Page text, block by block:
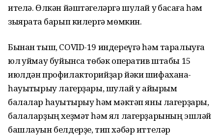
ителә. Өлкән йәштәгеләргә шулай уҡ баҡсаға һәм
зыяратҡа барып килергә мөмкин.
Бынан тыш, COVID-19 индереүгә һәм таралыуға
юл ҡуймау буйынса төбәк оператив штабы 15
июлдән профилакторийҙар йәки шифахана-
һауыҡтырыу лагерҙары, шулай уҡ айырым
балалар һауыҡтырыу һәм мәктәп яны лагерҙары,
балаларҙың хеҙмәт һәм ял лагерҙарының эшләй
башлауын белдерҙе, тип хәбәр иттеләр